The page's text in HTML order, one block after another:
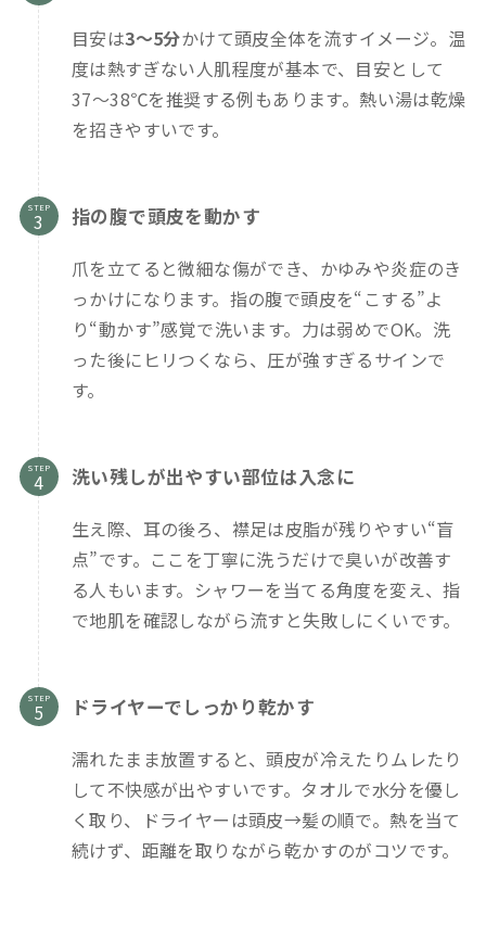
目安は3〜5分かけて頭皮全体を流すイメージ。温
度は熱すぎない人肌程度が基本で、目安として
37〜38℃を推奨する例もあります。熱い湯は乾燥
を招きやすいです。
STEP
指の腹で頭皮を動かす
爪を立てると微細な傷ができ、かゆみや炎症のき
っかけになります。指の腹で頭皮を“こする”よ
り“動かす”感覚で洗います。力は弱めでOK。洗
った後にヒリつくなら、圧が強すぎるサインで
す。
STEP
洗い残しが出やすい部位は入念に
生え際、耳の後ろ、襟足は皮脂が残りやすい“盲
点”です。ここを丁寧に洗うだけで臭いが改善す
る人もいます。シャワーを当てる角度を変え、指
で地肌を確認しながら流すと失敗しにくいです。
STEP
ドライヤーでしっかり乾かす
濡れたまま放置すると、頭皮が冷えたりムレたり
して不快感が出やすいです。タオルで水分を優し
く取り、ドライヤーは頭皮→髪の順で。熱を当て
続けず、距離を取りながら乾かすのがコツです。